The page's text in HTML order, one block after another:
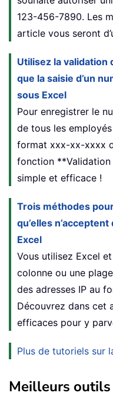
123-456-7890. Les
article vous seront
Utilisez la validation
que la saisie d’un
sous Excel
Pour enregistrer le
de tous les
format xxx-xx-xxxx
fonction
simple et efficace !
Trois méthodes
qu’elles
Excel
Vous utilisez Excel
colonne ou une
des adresses IP au
Découvrez dans cet
efficaces pour y
Plus de tutoriels sur
Meilleurs